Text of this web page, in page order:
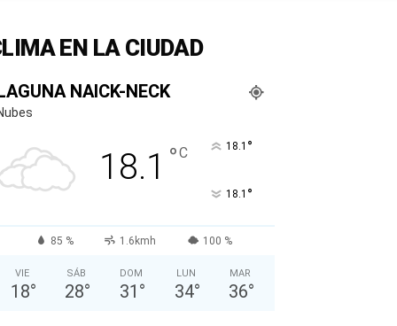
EN LA CIUDAD
NAICK-NECK
18.1 °C 18.1 °
18.1 °
85 % 1.6kmh 100 %
VIE
18°
SÁB
28°
DOM
31 °
LUN
34°
MAR
36°